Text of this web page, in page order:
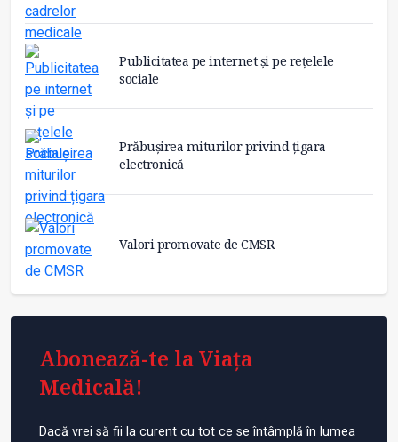
Publicitatea pe internet și pe rețelele
sociale
Prăbușirea miturilor privind țigara
electronică
Valori promovate de CMSR
Abonează-te la Viața
Medicală!
Dacă vrei să fii la curent cu tot ce se întâmplă în lumea